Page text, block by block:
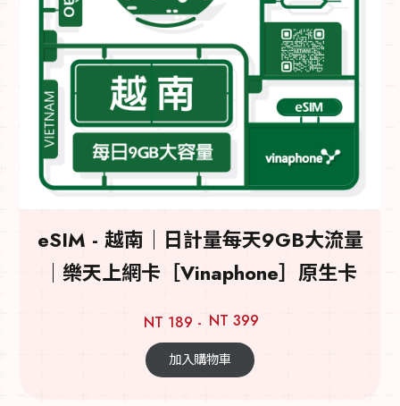
eSIM - 越南｜日計量每天9GB大流量
｜樂天上網卡［Vinaphone］原生卡
NT 189 - NT 399
加入購物車